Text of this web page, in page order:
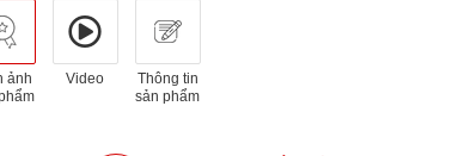
ảnh
Video
Thông tin
sản phẩm